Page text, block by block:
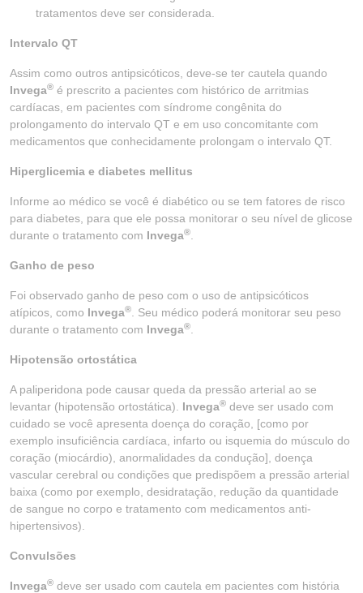
tratamentos deve ser considerada.
Intervalo QT
Assim como outros antipsicóticos, deve-se ter cautela quando
Invega® é prescrito a pacientes com histórico de arritmias
cardíacas, em pacientes com síndrome congênita do
prolongamento do intervalo QT e em uso concomitante com
medicamentos que conhecidamente prolongam o intervalo QT.
Hiperglicemia e diabetes mellitus
Informe ao médico se você é diabético ou se tem fatores de risco
para diabetes, para que ele possa monitorar o seu nível de glicose
durante o tratamento com Invega®
Ganho de peso
Foi observado ganho de peso com o uso de antipsicóticos
atípicos, como Invega®
. Seu médico poderá monitorar seu peso
durante o tratamento com Invega®
Hipotensão ortostática
A paliperidona pode causar queda da pressão arterial ao se
levantar (hipotensão ortostática). Invega® deve ser usado com
cuidado se você apresenta doença do coração, [como por
exemplo insuficiência cardíaca, infarto ou isquemia do músculo do
coração (miocárdio), anormalidades da condução], doença
vascular cerebral ou condições que predispõem a pressão arterial
baixa (como por exemplo, desidratação, redução da quantidade
de sangue no corpo e tratamento com medicamentos anti-
hipertensivos).
Convulsões
Invega® deve ser usado com cautela em pacientes com história